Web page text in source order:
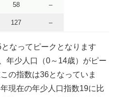
58 –
127 –
なってピークとなります
年少人口（0～14歳）がピー
の指数は36となっていま
現在の年少人口指数19に比